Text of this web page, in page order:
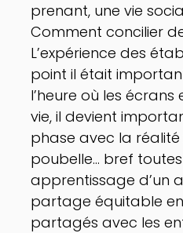
prenant, une vie
Comment concilier
L’expérience des
point il était
l’heure où les
vie, il devient
phase avec la
poubelle… bref
apprentissage d’un
partage équitable
partagés avec les